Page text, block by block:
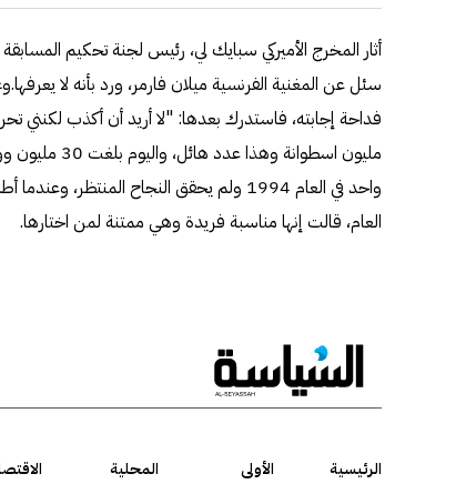
أثار المخرج الأميركي سبايك لي، رئيس لجنة تحكيم
سئل عن المغنية الفرنسية ميلان فارمر، ورد بأنه لا
مليون
واحد في العام 1994 ولم يحقق النجاح
العام، قالت إنها مناسبة فريدة وهي ممتنة لمن اختارها.
الرئيسية الأولى المحلية